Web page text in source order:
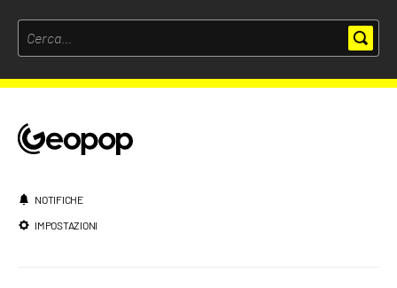
NOTIFICHE
IMPOSTAZIONI